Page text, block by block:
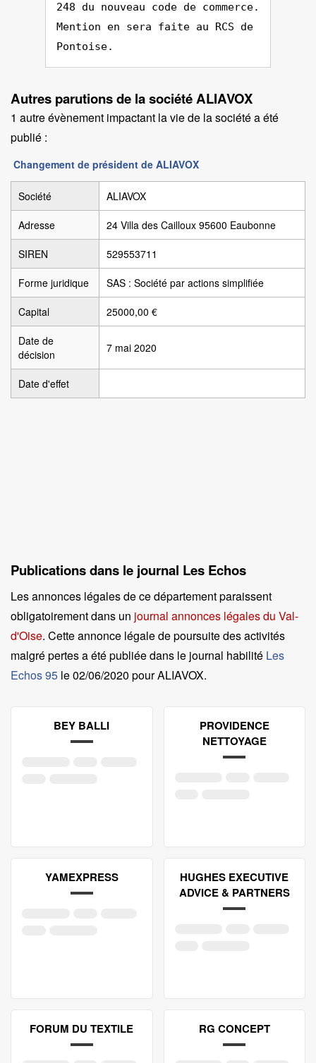
248 du nouveau code de commerce.
Mention en sera faite au RCS de
Pontoise.
Autres parutions de la société ALIAVOX
1 autre évènement impactant la vie de la société a été
publié :
Changement de président de ALIAVOX
Société ALIAVOX
Adresse 24 Villa des Cailloux 95600 Eaubonne
SIREN 529553711
Forme juridique SAS : Société par actions simplifiée
Capital 25000,00 €
Date de
décision
7 mai 2020
Date d'effet
Publications dans le journal Les Echos
Les annonces légales de ce département paraissent
obligatoirement dans un journal annonces légales du Val-
d'Oise. Cette annonce légale de poursuite des activités
malgré pertes a été publiée dans le journal habilité Les
Echos 95 le02/06/2020 pour ALIAVOX.
BEY BALLI
PROVIDENCE
NETTOYAGE
YAMEXPRESS
HUGHES EXECUTIVE
ADVICE & PARTNERS
FORUM DU TEXTILE RG CONCEPT